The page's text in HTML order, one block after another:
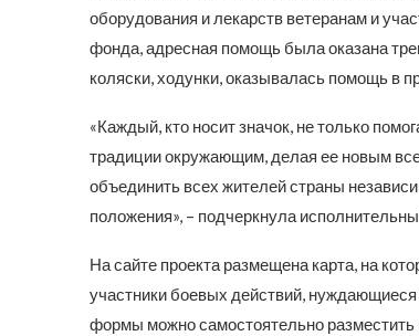
оборудования и лекарств ветеранам и
фонда, адресная помощь была оказана
коляски, ходунки, оказывалась помощь в
«Каждый, кто носит значок, не только
традиции окружающим, делая ее новым
объединить всех жителей страны
положения», – подчеркнула
На сайте проекта размещена карта, на
участники боевых действий,
формы можно самостоятельно